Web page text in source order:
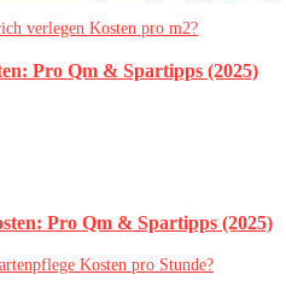
Pro Qm & Spartipps (2025)
Pro Qm & Spartipps (2025)